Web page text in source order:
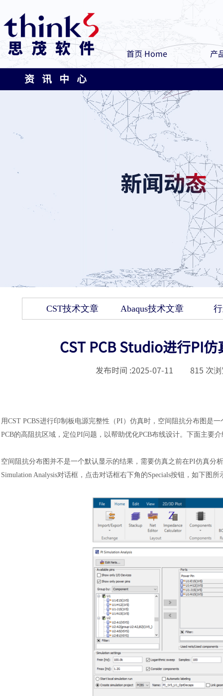
首页 Home 产
资 讯 中 心
CST技术文章 Abaqus技术文章
CST PCB Studio进行PI
发布时间 :2025-07-11 815 次
用CST PCBS进行印制板电源完整性（PI）仿真时，空间阻抗分布图是
PCB的高阻抗区域，定位PI问题，以帮助优化PCB布线设计。下面主要
空间阻抗分布图并不是一个默认显示的结果，需要仿真之前在PI仿真分
Simulation Analysis对话框，点击对话框右下角的Specials按钮，如下图所